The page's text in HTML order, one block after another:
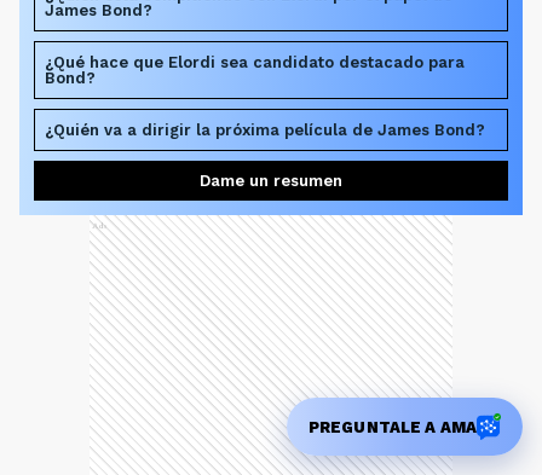
James Bond?
¿Qué hace que Elordi sea candidato destacado para
Bond?
¿Quién va a dirigir la próxima película de James Bond?
Dame un resumen
Ads
PREGUNTALE A AMA